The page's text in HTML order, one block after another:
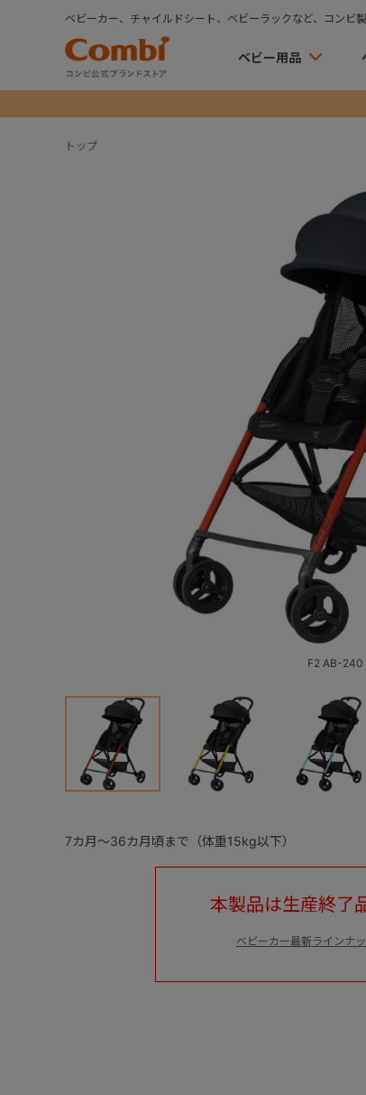
ベビーカー、チャイルドシート、ベビーラックなど、コンビ
ベビー用品
トップ
F2 AB-240
7カ月～36カ月頃まで（体重15kg以下）
本製品は生産終了
ベビーカー最新ラインナ